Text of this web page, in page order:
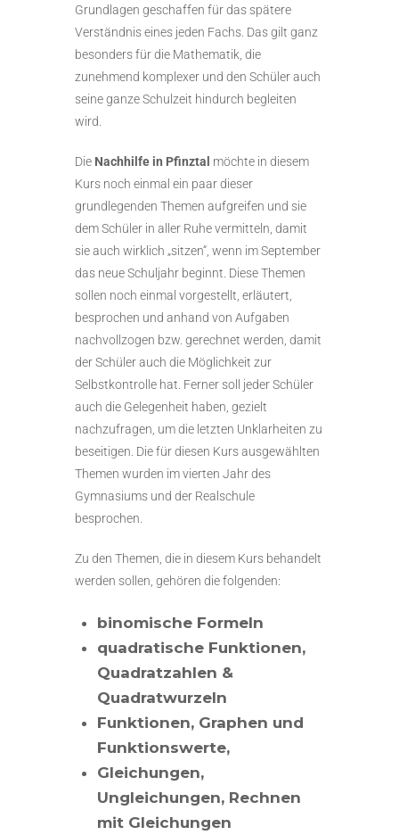
Grundlagen geschaffen für das spätere
Verständnis eines jeden Fachs. Das gilt ganz
besonders für die Mathematik, die
zunehmend komplexer und den Schüler auch
seine ganze Schulzeit hindurch begleiten
wird.
Die Nachhilfe in Pfinztal möchte in diesem
Kurs noch einmal ein paar dieser
grundlegenden Themen aufgreifen und sie
dem Schüler in aller Ruhe vermitteln, damit
sie auch wirklich „sitzen“, wenn im September
das neue Schuljahr beginnt. Diese Themen
sollen noch einmal vorgestellt, erläutert,
besprochen und anhand von Aufgaben
nachvollzogen bzw. gerechnet werden, damit
der Schüler auch die Möglichkeit zur
Selbstkontrolle hat. Ferner soll jeder Schüler
auch die Gelegenheit haben, gezielt
nachzufragen, um die letzten Unklarheiten zu
beseitigen. Die für diesen Kurs ausgewählten
Themen wurden im vierten Jahr des
Gymnasiums und der Realschule
besprochen.
Zu den Themen, die in diesem Kurs behandelt
werden sollen, gehören die folgenden:
binomische Formeln
quadratische Funktionen,
Quadratzahlen &
Quadratwurzeln
Funktionen, Graphen und
Funktionswerte,
Gleichungen,
Ungleichungen, Rechnen
mit Gleichungen